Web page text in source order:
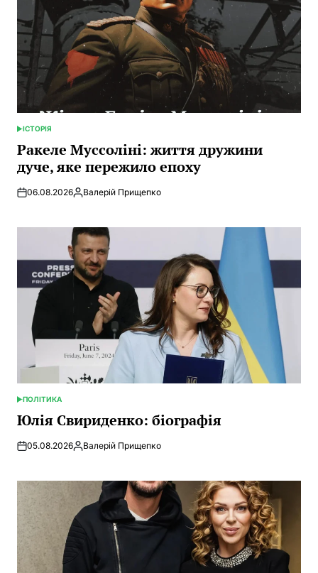
POSTED
IN
ІСТОРІЯ
Ракеле Муссоліні: життя дружини
дуче, яке пережило епоху
06.08.2026Posted
Валерій Прищепко
POSTED
IN
ПОЛІТИКА
Юлія Свириденко: біографія
05.08.2026Posted
Валерій Прищепко